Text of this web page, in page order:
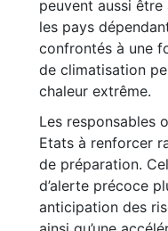
peuvent aussi
les pays
confrontés à une
de climatisation
chaleur extrême.
Les responsables
Etats à renforcer
de préparation.
d’alerte précoce
anticipation des